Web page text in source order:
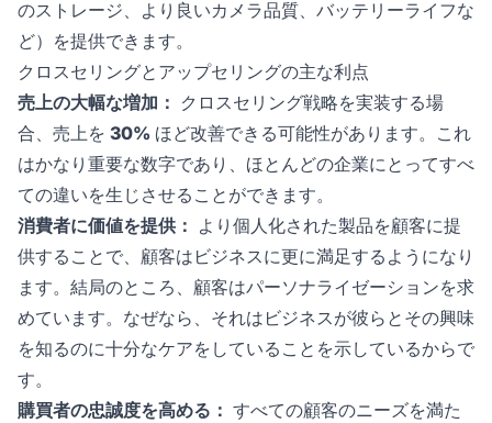
のストレージ、より良いカメラ品質、バッテリーライフな
ど）を提供できます。
クロスセリングとアップセリングの主な利点
売上の大幅な増加： クロスセリング戦略を実装する場
合、売上を 30% ほど改善できる可能性があります。これ
はかなり重要な数字であり、ほとんどの企業にとってすべ
ての違いを生じさせることができます。
消費者に価値を提供： より個人化された製品を顧客に提
供することで、顧客はビジネスに更に満足するようになり
ます。結局のところ、顧客はパーソナライゼーションを求
めています。なぜなら、それはビジネスが彼らとその興味
を知るのに十分なケアをしていることを示しているからで
す。
購買者の忠誠度を高める： すべての顧客のニーズを満た